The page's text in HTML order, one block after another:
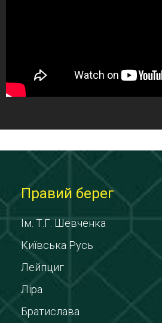
Правий берег
Ім. Т.Г. Шевченка
Київська Русь
Лейпциг
Ліра
Братислава